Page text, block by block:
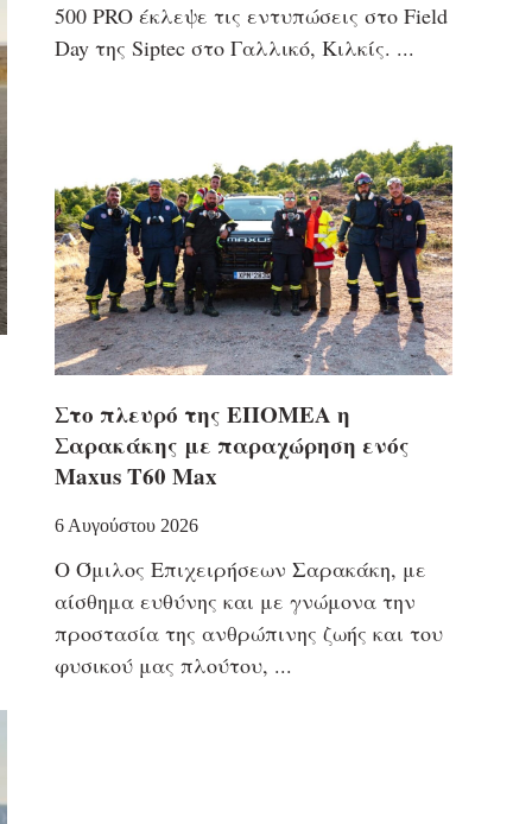
500 PRO έκλεψε τις εντυπώσεις στο Field
Day της Siptec στο Γαλλικό, Κιλκίς.
Στο πλευρό της ΕΠΟΜΕΑ η
Σαρακάκης με παραχώρηση ενός
Maxus T60 Max
6 Αυγούστου 2026
Ο Όμιλος Επιχειρήσεων Σαρακάκη, με
αίσθημα ευθύνης και με γνώμονα την
προστασία της ανθρώπινης ζωής και του
φυσικού μας πλούτου,